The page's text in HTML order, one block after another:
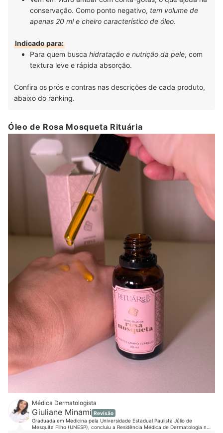
conservação. Como ponto negativo, tem volume de
apenas 20 ml e cheiro característico de óleo.
Indicado para:
Para quem busca hidratação e nutrição da pele, com
textura leve e rápida absorção.
Confira os prós e contras nas descrições de cada produto,
abaixo do ranking.
Óleo de Rosa Mosqueta Rituária
Médica Dermatologista
Giuliane Minami Revisão
Graduada em Medicina pela Universidade Estadual Paulista Júlio de
Mesquita Filho (UNESP), concluiu a Residência Médica de Dermatologia na